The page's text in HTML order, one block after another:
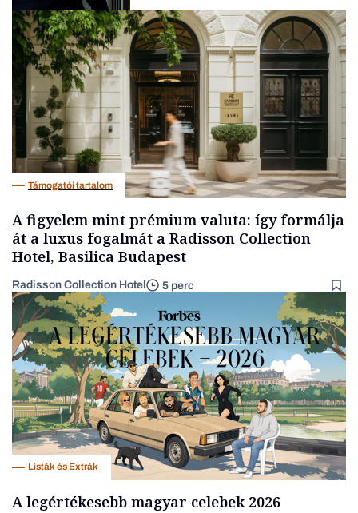
Politika
Támogatói tartalom
A figyelem mint prémium valuta: így formálja
át a luxus fogalmát a Radisson Collection
Hotel, Basilica Budapest
Radisson Collection Hotel 5 perc
Listák és Extrák
A legértékesebb magyar celebek 2026